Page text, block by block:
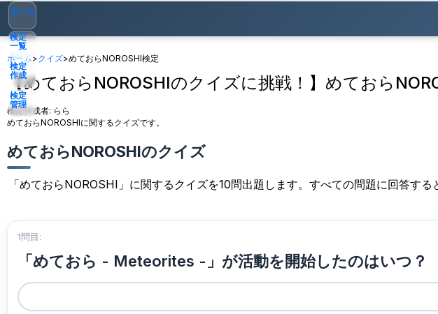
ホーム
検定
一覧
検定
作成
検定
管理
ゲスト ▾
ホーム>クイズ>めておらNOROSHI検定
【めておらNOROSHIのクイズに挑戦！】めておら
検定作成者: らら
めておらNOROSHIに関するクイズです。
めておらNOROSHIのクイズ
「めておらNOROSHI」に関するクイズを10問出題します。すべての問題に回答する
1問目:
「めておら - Meteorites -」が活動を開始したのはいつ？